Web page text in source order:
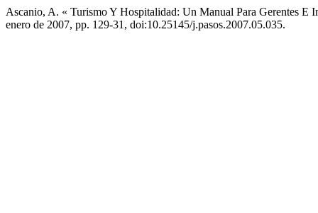
Ascanio, A. « Turismo Y Hospitalidad: Un Manual Para Gerentes E
enero de 2007, pp. 129-31, doi:10.25145/j.pasos.2007.05.035.